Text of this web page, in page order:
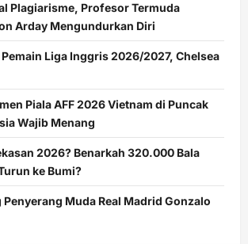
Plagiarisme, Profesor Termuda
Arday Mengundurkan Diri
Liga Inggris 2026/2027, Chelsea
Piala AFF 2026 Vietnam di Puncak
Wajib Menang
2026? Benarkah 320.000 Bala
ke Bumi?
Penyerang Muda Real Madrid Gonzalo